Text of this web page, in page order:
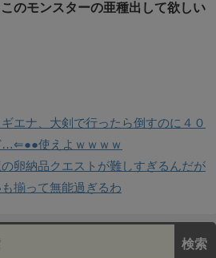
このモンスターの亜種出して欲しい
ギエナ、大剣で行ったら倒すのに４０
…⇐●●使えよｗｗｗｗ
の卵納品クエストが難しすぎるんだが
揃って無能過ぎるわ